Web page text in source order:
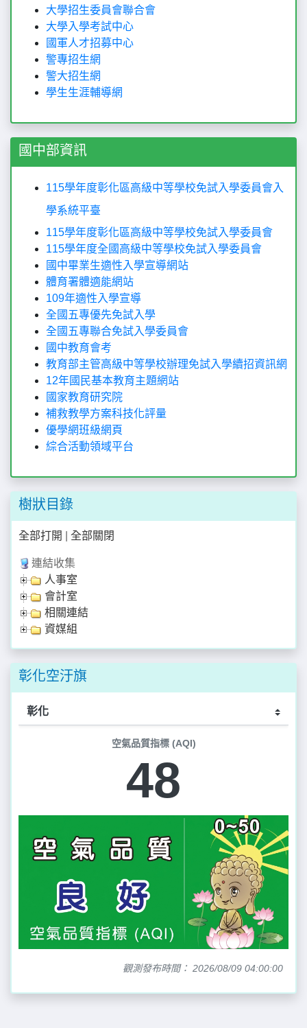
大學招生委員會聯合會
大學入學考試中心
國軍人才招募中心
警專招生網
警大招生網
學生生涯輔導網
國中部資訊
115學年度彰化區高級中等學校免試入學委員會入
學系統平臺
115學年度彰化區高級中等學校免試入學委員會
115學年度全國高級中等學校免試入學委員會
國中畢業生適性入學宣導網站
體育署體適能網站
109年適性入學宣導
全國五專優先免試入學
全國五專聯合免試入學委員會
國中教育會考
教育部主管高級中等學校辦理免試入學續招資訊網
12年國民基本教育主題網站
國家教育研究院
補救教學方案科技化評量
優學網班級網頁
綜合活動領域平台
樹狀目錄
全部打開 全部關閉
連結收集
人事室
會計室
相關連結
資媒組
彰化空汙旗
空氣品質指標 (AQI)
48
觀測發布時間： 2026/08/09 04:00:00